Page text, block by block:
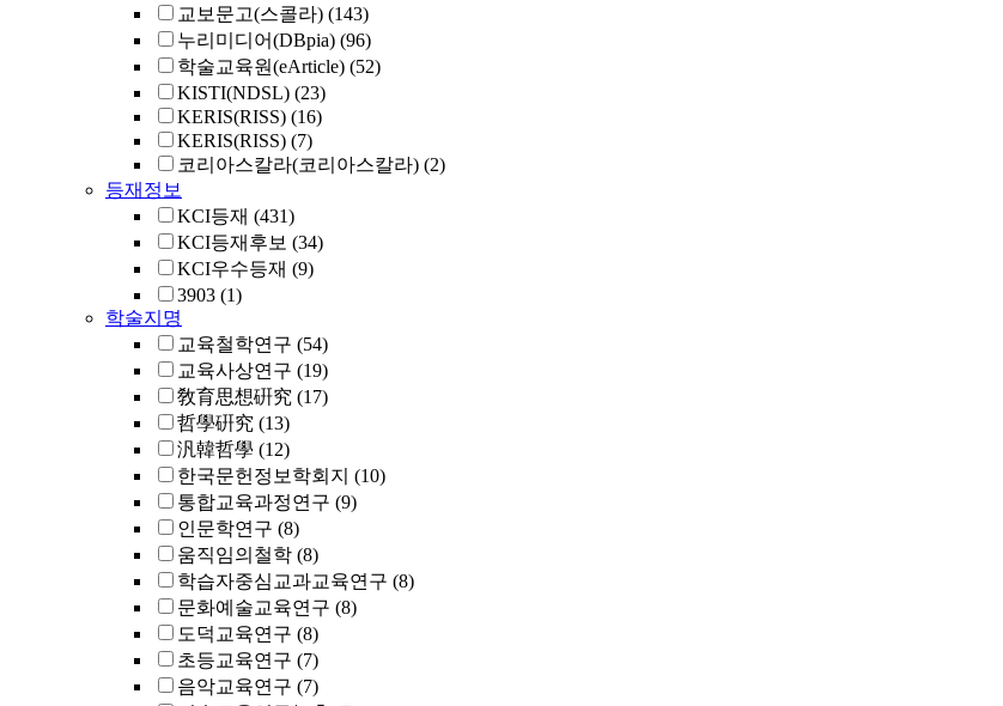
교보문고(스콜라) (143)
누리미디어(DBpia) (96)
학술교육원(eArticle) (52)
KISTI(NDSL) (23)
KERIS(RISS) (16)
KERIS(RISS) (7)
코리아스칼라(코리아스칼라) (2)
등재정보
KCI등재 (431)
KCI등재후보 (34)
KCI우수등재 (9)
3903 (1)
학술지명
교육철학연구 (54)
교육사상연구 (19)
敎育思想硏究 (17)
哲學硏究 (13)
汎韓哲學 (12)
한국문헌정보학회지 (10)
통합교육과정연구 (9)
인문학연구 (8)
움직임의철학 (8)
학습자중심교과교육연구 (8)
문화예술교육연구 (8)
도덕교육연구 (8)
초등교육연구 (7)
음악교육연구 (7)